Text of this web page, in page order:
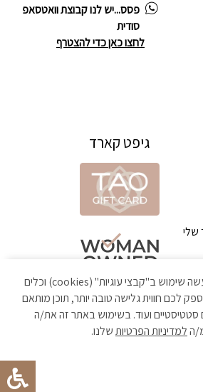
שלי
פסס...יש לנו קבוצת וואטסאפ
סודית
לחצו כאן כדי להצטרף
גיפט קארד
ועומדת בתקן האבטחה הגבוה ביותר
לידיעתכם, באתר זה נעשה שימוש ב"קבצי עוגיות" (cookies) וכלים
לכם חווית גלישה טובה יותר, תוכן מותאם
סטטיסטיים ועוד. בשימוש באתר זה את/ה
הלמדיניות הפרטיותשלנו.